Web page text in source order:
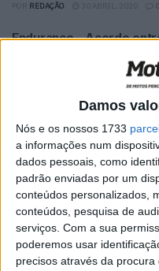
Damos
Nós e os nossos 1733
a informações num
dados pessoais, como
padrão enviadas por um
conteúdos personalizados,
conteúdos, pesquisa de
serviços. Com a sua
poderemos usar
precisos através da
REDAÇÃO 0
Endurance – Acordo
25
Tendências
MotoGP-
8 SETEMBRO,
MotoGP:
ter vaga em
28 AGOSTO,